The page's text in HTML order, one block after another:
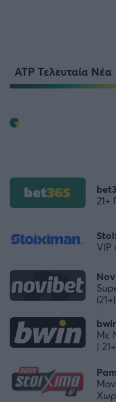
ATP Τελευταία Νέα
Με
| 21+
VIP
(21+)
21+